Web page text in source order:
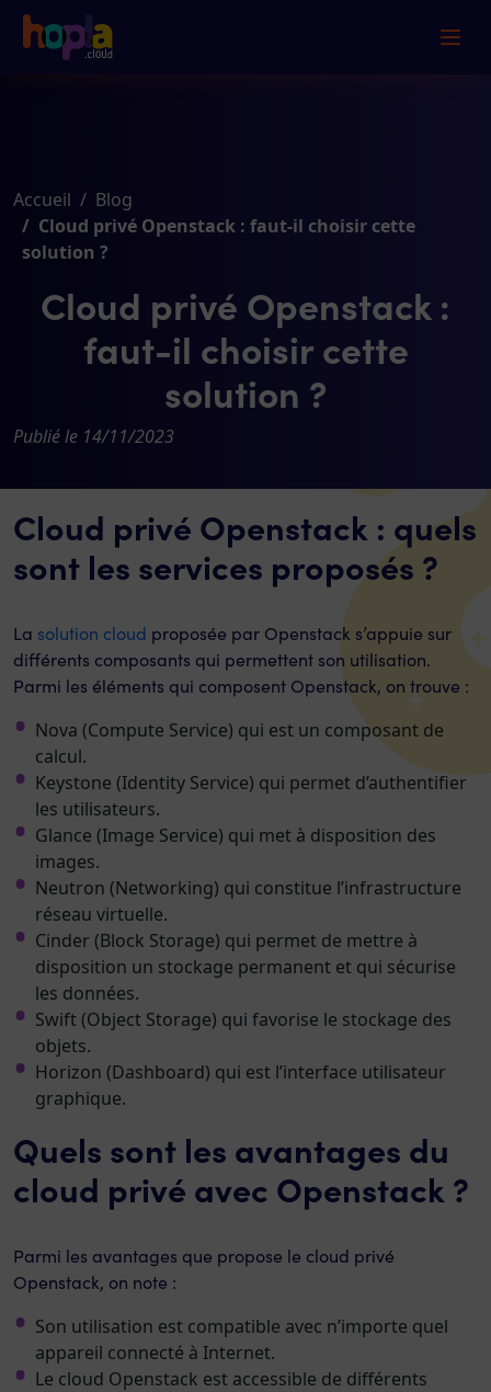
Accueil
Blog
Cloud privé Openstack : faut-il choisir cette
solution ?
Cloud privé Openstack :
faut-il choisir cette
solution ?
Publié le 14/11/2023
Cloud privé Openstack : quels
sont les services proposés ?
La solution cloud proposée par Openstack s’appuie sur
différents composants qui permettent son utilisation.
Parmi les éléments qui composent Openstack, on trouve :
Nova (Compute Service) qui est un composant de
calcul.
Keystone (Identity Service) qui permet d’authentifier
les utilisateurs.
Glance (Image Service) qui met à disposition des
images.
Neutron (Networking) qui constitue l’infrastructure
réseau virtuelle.
Cinder (Block Storage) qui permet de mettre à
disposition un stockage permanent et qui sécurise
les données.
Swift (Object Storage) qui favorise le stockage des
objets.
Horizon (Dashboard) qui est l’interface utilisateur
graphique.
Quels sont les avantages du
cloud privé avec Openstack ?
Parmi les avantages que propose le cloud privé
Openstack, on note :
Son utilisation est compatible avec n’importe quel
appareil connecté à Internet.
Le cloud Openstack est accessible de différents